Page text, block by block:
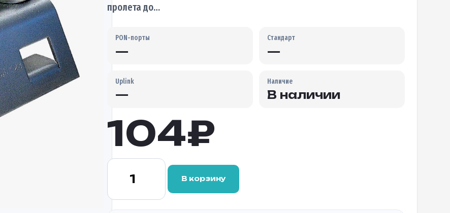
пролета до…
PON-порты
—
Стандарт
—
Uplink
—
Наличие
В наличии
104₽
Количество
крепления
натяжной
В корзину